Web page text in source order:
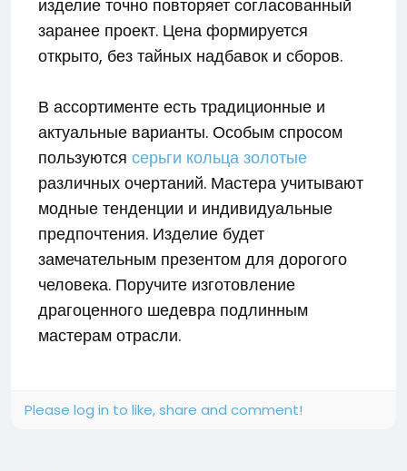
изделие точно повторяет согласованный
заранее проект. Цена формируется
открыто, без тайных надбавок и сборов.
В ассортименте есть традиционные и
актуальные варианты. Особым спросом
пользуются серьги кольца золотые
различных очертаний. Мастера учитывают
модные тенденции и индивидуальные
предпочтения. Изделие будет
замечательным презентом для дорогого
человека. Поручите изготовление
драгоценного шедевра подлинным
мастерам отрасли.
Please log in to like, share and comment!